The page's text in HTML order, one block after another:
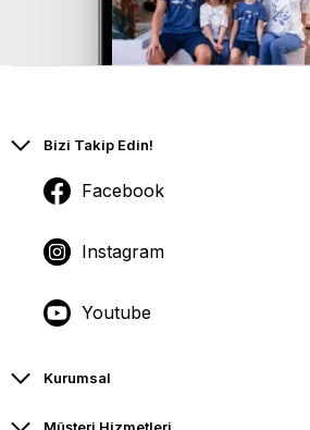
Bizi Takip Edin!
Facebook
Instagram
Youtube
Kurumsal